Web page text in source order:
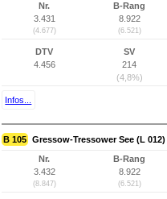
Nr.
3.431
(4.677)
B-Rang
8.922
(6.521)
DTV
4.456
SV
214
(4,8%)
Infos...
B 105 Gressow-Tressower See (L
Nr.
3.432
(8.847)
B-Rang
8.922
(6.521)